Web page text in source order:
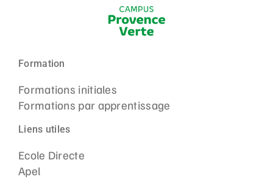
Formation
Formations initiales
Formations par apprentissage
Liens utiles
Ecole Directe
Apel